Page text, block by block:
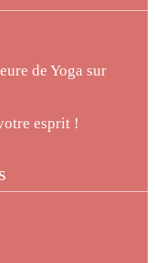
de Yoga sur
esprit !